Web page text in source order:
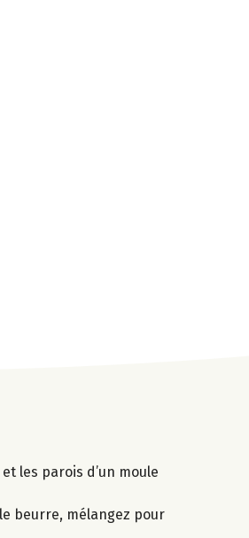
les parois d’un moule
beurre, mélangez pour